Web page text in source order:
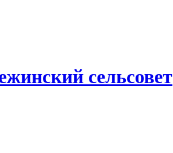
сельсовет